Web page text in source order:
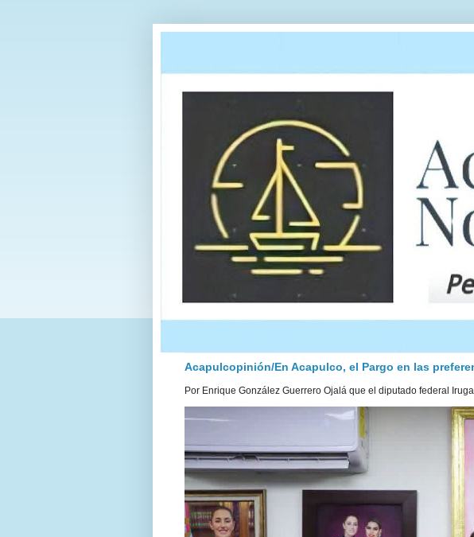
Acapulcopinión/En Acapulco, el Pargo en las
Por Enrique González Guerrero Ojalá que el diputado federal